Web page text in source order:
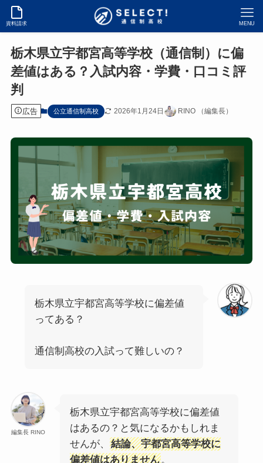
資料請求 MENU
栃木県立宇都宮高等学校（通信制）に偏
差値はある？入試内容・学費・口コミ評
判
広告 公立通信制高校 2026年1月24日 RINO （編集長）
栃木県立宇都宮高等学校に偏差値
ってある？
通信制高校の入試って難しいの？
編集長 RINO
栃木県立宇都宮高等学校に偏差値
はあるの？と気になるかもしれま
せんが、
結論、宇都宮高等学校に
偏差値はありません。